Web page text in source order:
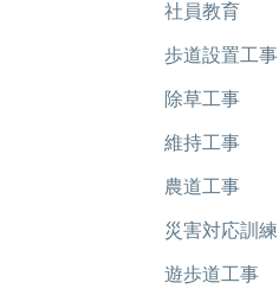
社員教育
歩道設置工事
除草工事
維持工事
農道工事
災害対応訓練
遊歩道工事